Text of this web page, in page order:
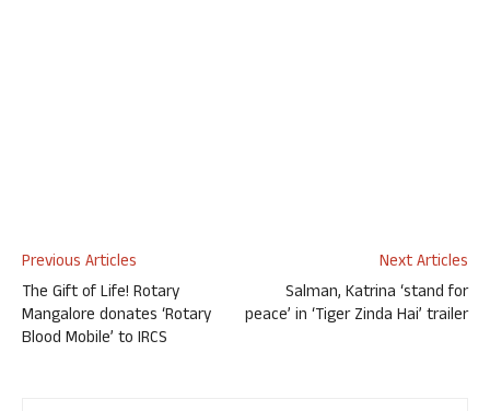
Previous Articles
The Gift of Life! Rotary
Mangalore donates ‘Rotary
Blood Mobile’ to IRCS
Next Articles
Salman, Katrina ‘stand for
peace’ in ‘Tiger Zinda Hai’ trailer